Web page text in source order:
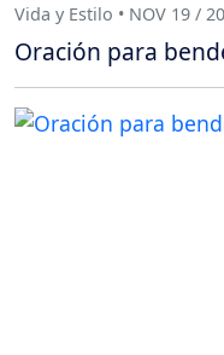
Vida y Estilo • NOV 19 /
Oración para